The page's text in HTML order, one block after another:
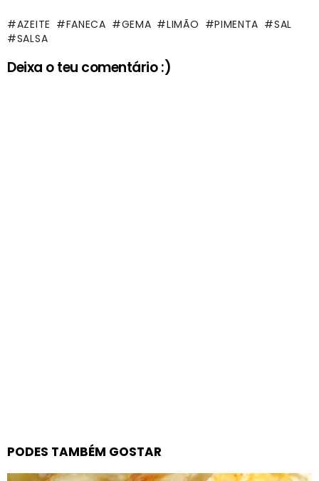
AZEITE FANECA GEMA LIMÃO PIMENTA
SAL
SALSA
Deixa o teu comentário :)
PODES TAMBÉM GOSTAR